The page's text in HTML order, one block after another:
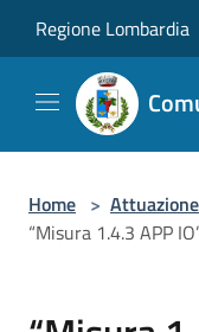
Regione Lombardia
Home >
“Misura 1.4.3 APP